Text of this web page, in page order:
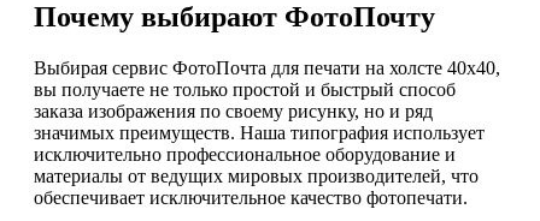
Почему выбирают ФотоПочту
Выбирая сервис ФотоПочта для печати на холсте 40х40,
вы получаете не только простой и быстрый способ
заказа изображения по своему рисунку, но и ряд
значимых преимуществ. Наша типография использует
исключительно профессиональное оборудование и
материалы от ведущих мировых производителей, что
обеспечивает исключительное качество фотопечати.